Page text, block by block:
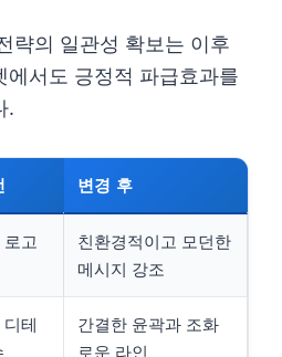
략의 일관성 확보는 이후
에서도 긍정적 파급효과를
.
변경 후
로고
친환경적이고 모던한
메시지 강조
테
간결한 윤곽과 조화
로운 라인